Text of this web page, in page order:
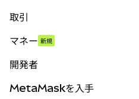
取引
パーペチュアル
RWA
マネー 新規
開発者
MetaMaskを入手